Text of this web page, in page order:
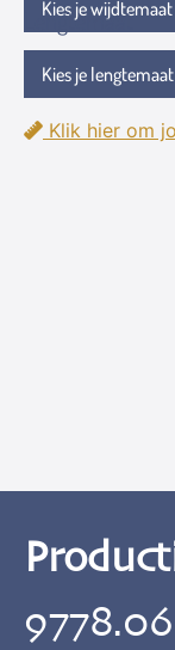
Lengtemaat
Klik hier om